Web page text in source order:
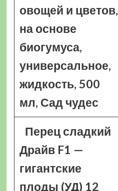
овощей и цветов,
на основе
биогумуса,
универсальное,
жидкость, 500
мл, Сад чудес
Перец сладкий
Драйв F1 —
гигантские
плоды (УД) 12